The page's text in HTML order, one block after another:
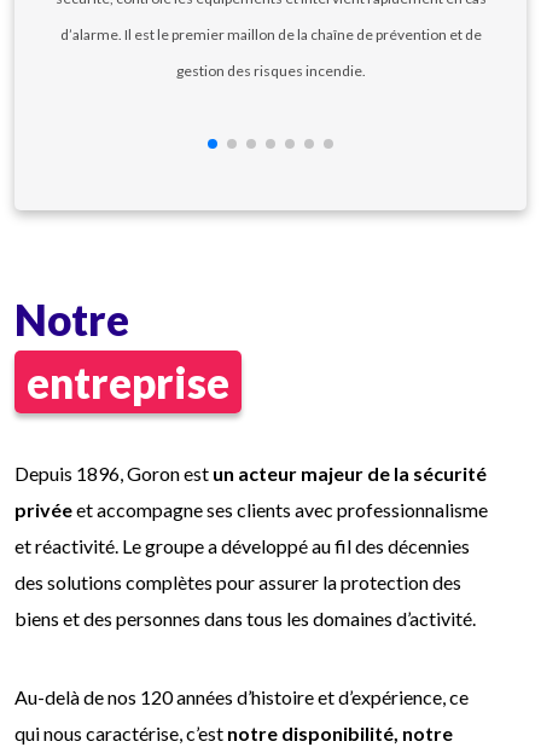
d’alarme. Il est le premier maillon de la chaîne de prévention et de
gestion des risques incendie.
Notre
entreprise
Depuis 1896, Goron est un acteur majeur de la sécurité
privéeet accompagne ses clients avec professionnalisme
et réactivité. Le groupe a développé au fil des décennies
des solutions complètes pour assurer la protection des
biens et des personnes dans tous les domaines d’activité.
Au-delà de nos 120 années d’histoire et d’expérience, ce
qui nous caractérise, c’est notre disponibilité, notre